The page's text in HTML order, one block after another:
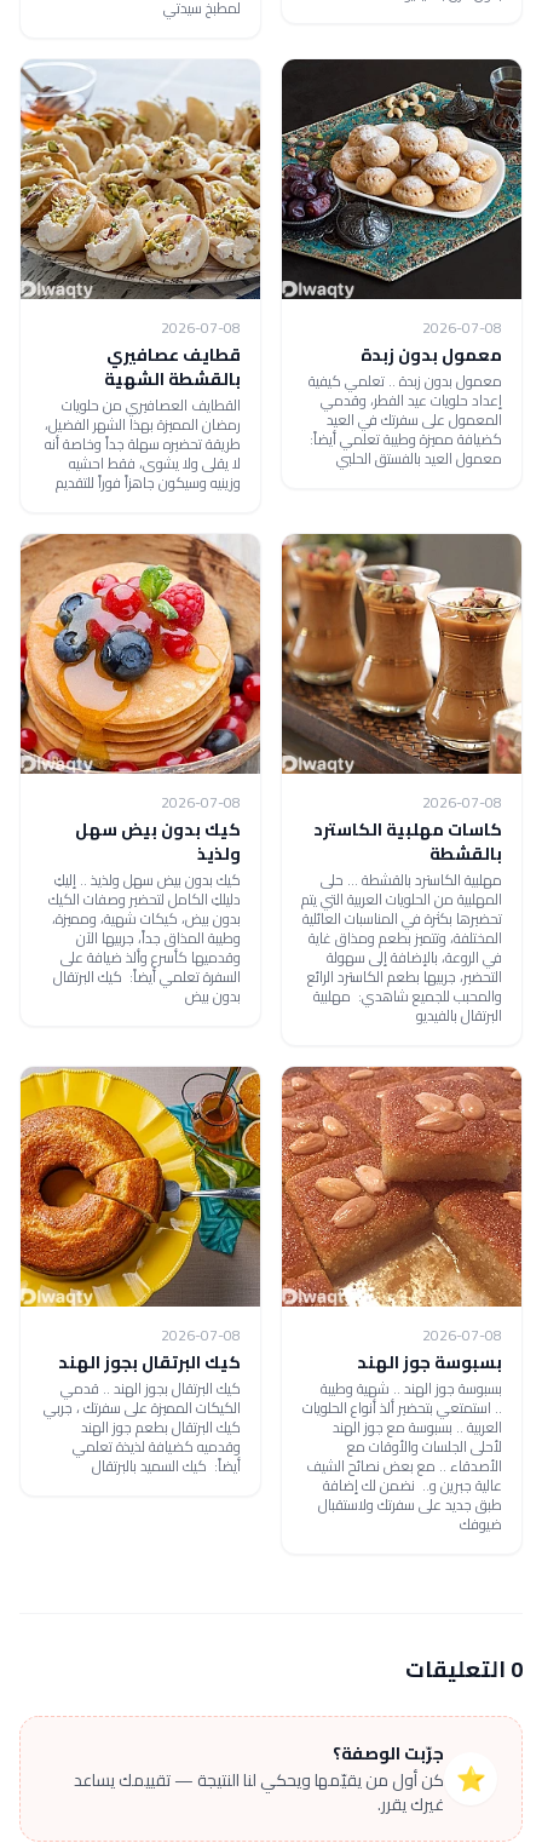
لمطبخ سيدتي
2026-07-08
معمول بدون زبدة
معمول بدون زبدة .. تعلمي كيفية
إعداد حلويات عيد الفطر، وقدمي
المعمول على سفرتك في العيد
كضيافة مميزة وطيبة تعلمي أيضاً:
معمول العيد بالفستق الحلبي
2026-07-08
قطايف عصافيري
بالقشطة الشهية
القطايف العصافيري من حلويات
رمضان المميزة بهذا الشهر الفضيل،
طريقة تحضيره سهلة جداً وخاصة أنه
لا يقلى ولا يشوى، فقط احشيه
وزينيه وسيكون جاهزاً فوراً للتقديم
2026-07-08
كاسات مهلبية الكاسترد
بالقشطة
مهلبية الكاسترد بالقشطة ... حلى
المهلبية من الحلويات العربية التي يتم
تحضيرها بكثرة في المناسبات العائلية
المختلفة، وتتميز بطعم ومذاق غاية
في الروعة، بالإضافة إلى سهولة
التحضير، جربيها بطعم الكاسترد الرائع
والمحبب للجميع شاهدي: مهلبية
البرتقال بالفيديو
2026-07-08
كيك بدون بيض سهل
ولذيذ
كيك بدون بيض سهل ولذيذ .. إليكِ
دليلكِ الكامل لتحضير وصفات الكيك
بدون بيض، كيكات شهية، ومميزة،
وطيبة المذاق جداً، جربيها الآن
وقدميها كأسرع وألذ ضيافة على
السفرة تعلمي أيضاً: كيك البرتقال
بدون بيض
2026-07-08
بسبوسة جوز الهند
بسبوسة جوز الهند .. شهية وطيبة
.. استمتعي بتحضير ألذ أنواع الحلويات
العربية .. بسبوسة مع جوز الهند
لأحلى الجلسات والأوقات مع
الأصدقاء .. مع بعض نصائح الشيف
عالية جبرين و.. نضمن لك إضافة
طبق جديد على سفرتك ولاستقبال
ضيوفك
2026-07-08
كيك البرتقال بجوز الهند
كيك البرتقال بجوز الهند .. قدمي
الكيكات المميزة على سفرتك ، جربي
كيك البرتقال بطعم جوز الهند
وقدميه كضيافة لذيذة تعلمي
أيضاً: كيك السميد بالبرتقال
0 التعليقات
⭐
جرّبت الوصفة؟
كن أول من يقيّمها ويحكي لنا النتيجة — تقييمك يساعد
غيرك يقرر.